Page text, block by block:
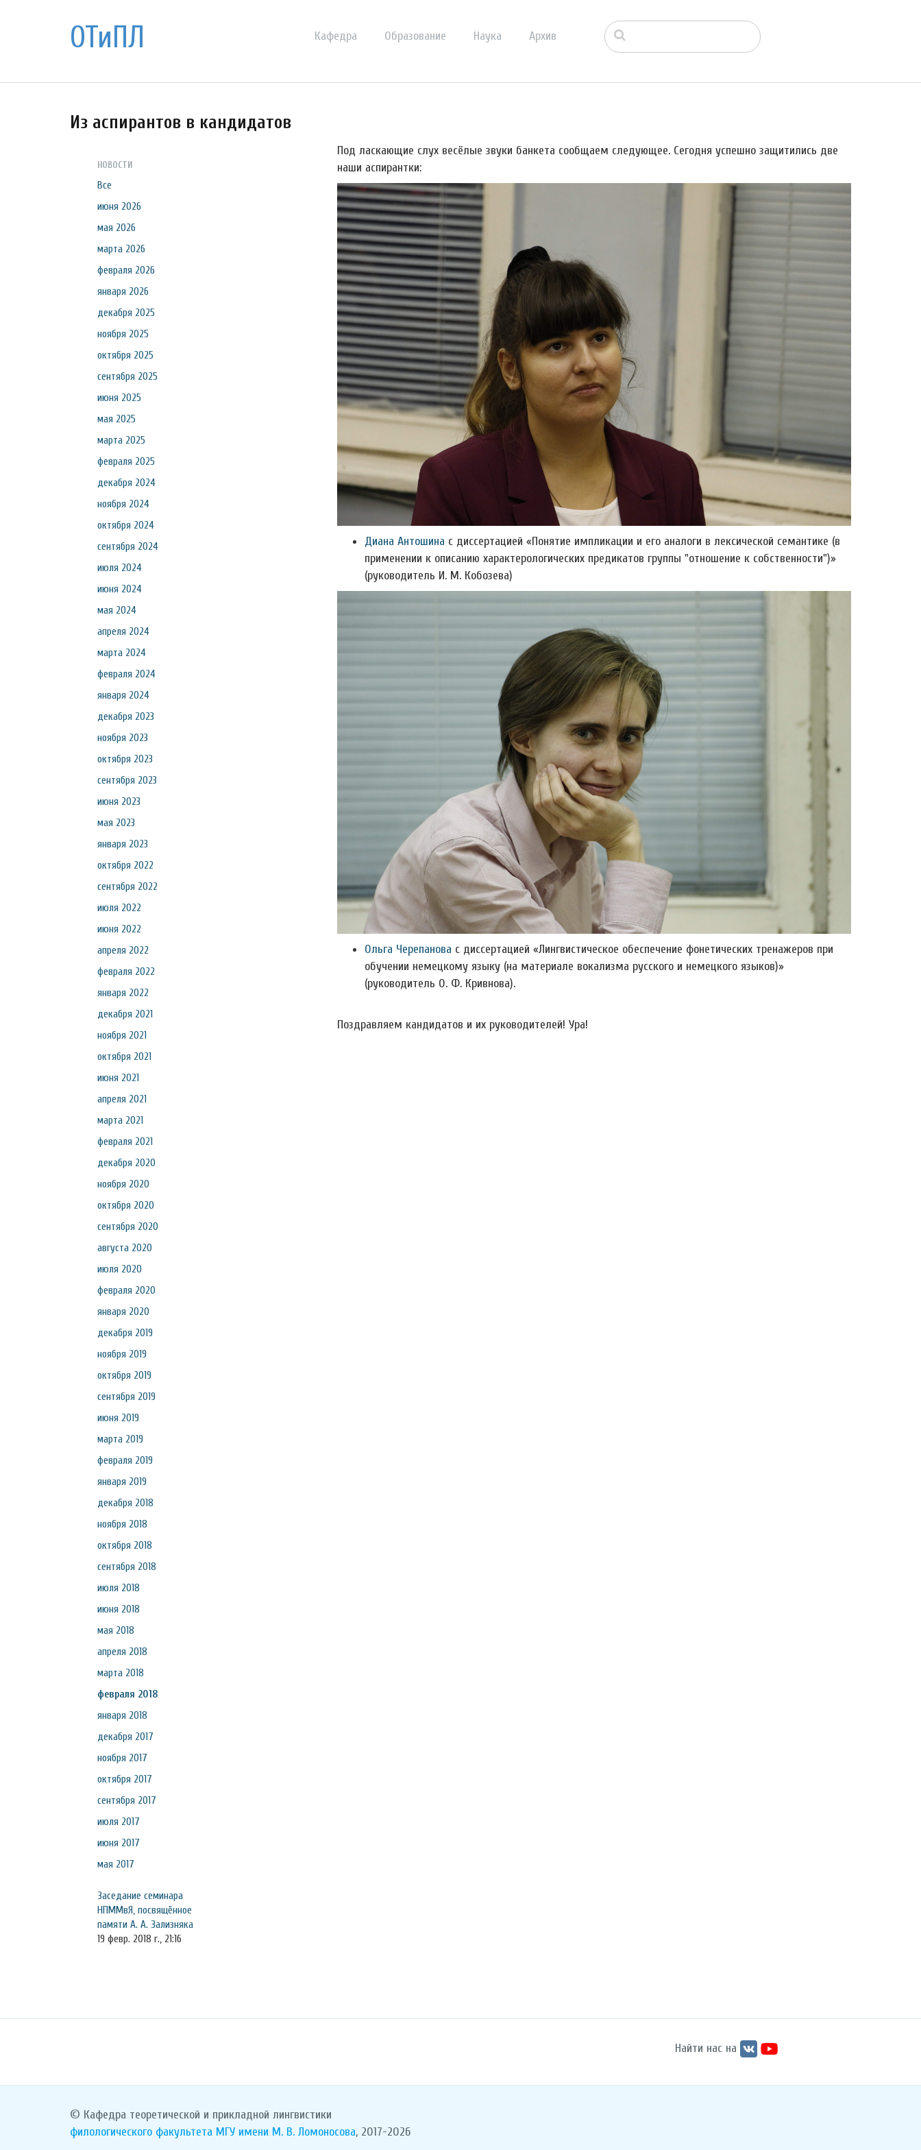
ОТиПЛ Кафедра Образование Наука Архив
Из аспирантов в кандидатов
НОВОСТИ
Все
июня 2026
мая 2026
марта 2026
февраля 2026
января 2026
декабря 2025
ноября 2025
октября 2025
сентября 2025
июня 2025
мая 2025
марта 2025
февраля 2025
декабря 2024
ноября 2024
октября 2024
сентября 2024
июля 2024
июня 2024
мая 2024
апреля 2024
марта 2024
февраля 2024
января 2024
декабря 2023
ноября 2023
октября 2023
сентября 2023
июня 2023
мая 2023
января 2023
октября 2022
сентября 2022
июля 2022
июня 2022
апреля 2022
февраля 2022
января 2022
декабря 2021
ноября 2021
октября 2021
июня 2021
апреля 2021
марта 2021
февраля 2021
декабря 2020
ноября 2020
октября 2020
сентября 2020
августа 2020
июля 2020
февраля 2020
января 2020
декабря 2019
ноября 2019
октября 2019
сентября 2019
июня 2019
марта 2019
февраля 2019
января 2019
декабря 2018
ноября 2018
октября 2018
сентября 2018
июля 2018
июня 2018
мая 2018
апреля 2018
марта 2018
февраля 2018
января 2018
декабря 2017
ноября 2017
октября 2017
сентября 2017
июля 2017
июня 2017
мая 2017
Заседание семинара
НПММвЯ, посвящённое
памяти А. А. Зализняка
19 февр. 2018 г., 21:16
Под ласкающие слух весёлые звуки банкета сообщаем следующее. Сегодня успешно защитились две
наши аспирантки:
Диана Антошина с диссертацией «Понятие импликации и его аналоги в лексической семантике (в
применении к описанию характерологических предикатов группы "отношение к собственности")»
(руководитель И. М. Кобозева)
Ольга Черепанова с диссертацией «Лингвистическое обеспечение фонетических тренажеров при
обучении немецкому языку (на материале вокализма русского и немецкого языков)»
(руководитель О. Ф. Кривнова).
Поздравляем кандидатов и их руководителей! Ура!
Найти нас на
© Кафедра теоретической и прикладной лингвистики
филологического факультета МГУ имени М. В. Ломоносова, 2017-2026